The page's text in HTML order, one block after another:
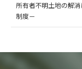
所有者不明土地の
制度－